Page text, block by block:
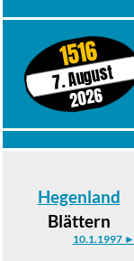
1516
7. August
2026
Hegenland
Blättern
10.1.1997 ►